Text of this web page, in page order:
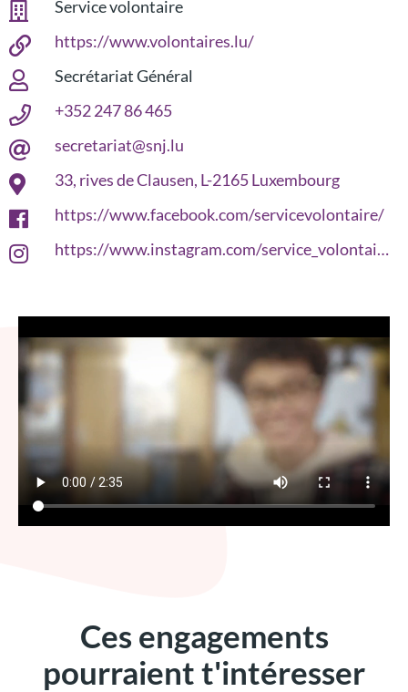
Service volontaire
https://www.volontaires.lu/
Secrétariat Général
+352 247 86 465
secretariat@snj.lu
33, rives de Clausen, L-2165 Luxembourg
https://www.facebook.com/servicevolontaire/
https://www.instagram.com/service_volontaire_lu/
Ces engagements
pourraient t'intéresser